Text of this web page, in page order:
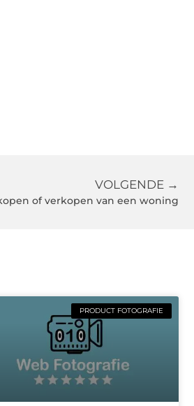
VOLGENDE →
of verkopen van een woning
PRODUCT FOTOGRAFIE